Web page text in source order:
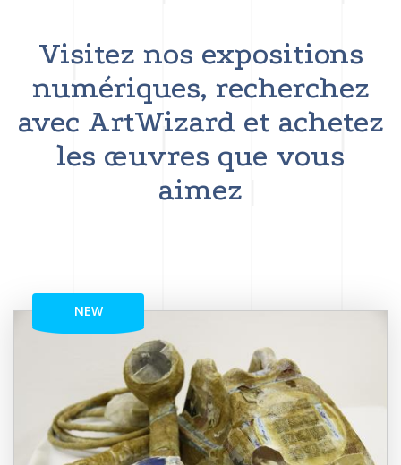
Visitez nos expositions
numériques, recherchez
avec ArtWizard et achetez
les œuvres que vous
aimez
NEW